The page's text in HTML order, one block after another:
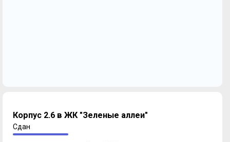
Корпус 2.6 в ЖК "Зеленые аллеи"
Сдан